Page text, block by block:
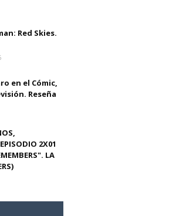
Red Skies.
en el Cómic,
Reseña
2X01
LA